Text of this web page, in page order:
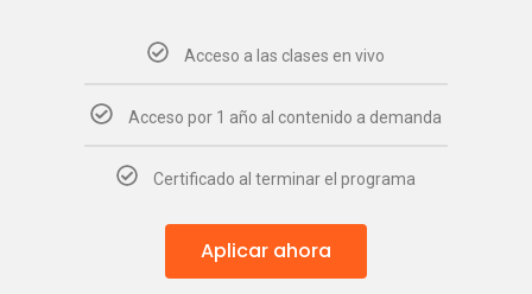
Acceso a las clases en vivo
Acceso por 1 año al contenido a demanda
Certificado al terminar el programa
Aplicar ahora